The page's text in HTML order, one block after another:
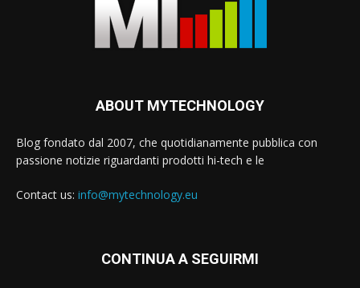
ABOUT MYTECHNOLOGY
Blog fondato dal 2007, che quotidianamente pubblica con
passione notizie riguardanti prodotti hi-tech e le
Contact us: info@mytechnology.eu
CONTINUA A SEGUIRMI